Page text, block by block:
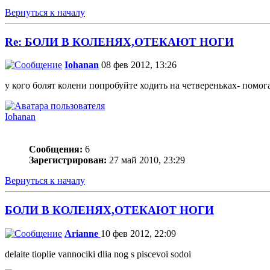
Вернуться к началу
Re: БОЛИ В КОЛЕНЯХ,ОТЕКАЮТ НОГИ
Iohanan 08 фев 2012, 13:26
у кого болят колени попробуйте ходить на четвереньках-
Iohanan
Сообщения: 6
Зарегистрирован: 27 май 2010, 23:29
Вернуться к началу
БОЛИ В КОЛЕНЯХ,ОТЕКАЮТ НОГИ
Arianne 10 фев 2012, 22:09
delaite tioplie vannociki dlia nog s piscevoi sodoi